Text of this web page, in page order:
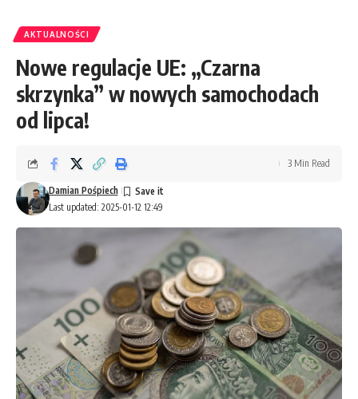
AKTUALNOŚCI
Nowe regulacje UE: „Czarna
skrzynka” w nowych samochodach
od lipca!
Last updated: 2025-01-12 12:49
Damian Pośpiech
3 Min Read